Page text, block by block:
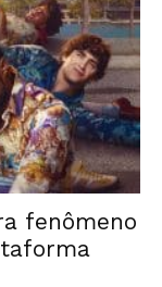
fenômeno